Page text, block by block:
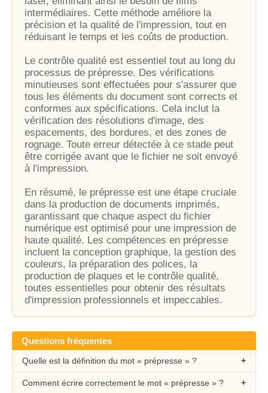
intermédiaires. Cette méthode améliore la
précision et la qualité de l'impression, tout en
réduisant le temps et les coûts de production.
Le contrôle qualité est essentiel tout au long du
processus de prépresse. Des vérifications
minutieuses sont effectuées pour s'assurer que
tous les éléments du document sont corrects et
conformes aux spécifications. Cela inclut la
vérification des résolutions d'image, des
espacements, des bordures, et des zones de
rognage. Toute erreur détectée à ce stade peut
être corrigée avant que le fichier ne soit envoyé
à l'impression.
En résumé, le prépresse est une étape cruciale
dans la production de documents imprimés,
garantissant que chaque aspect du fichier
numérique est optimisé pour une impression de
haute qualité. Les compétences en prépresse
incluent la conception graphique, la gestion des
couleurs, la préparation des polices, la
production de plaques et le contrôle qualité,
toutes essentielles pour obtenir des résultats
d'impression professionnels et impeccables.
Questions fréquentes
Quelle est la définition du mot « prépresse » ?
Comment écrire correctement le mot « prépresse » ?